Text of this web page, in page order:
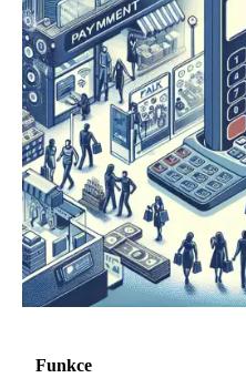
Funkce